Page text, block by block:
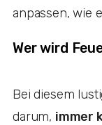
anpassen, wie
Wer wird
Bei diesem
darum, immer